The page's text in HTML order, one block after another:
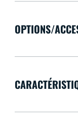
OPTIONS/